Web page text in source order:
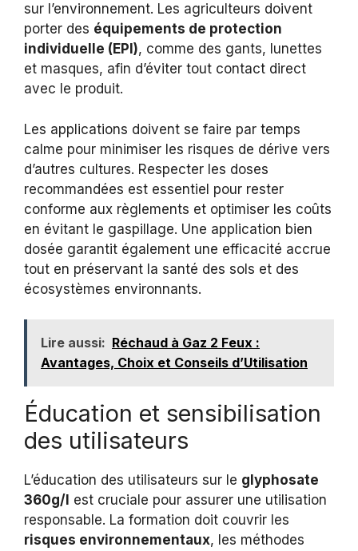
sur l’environnement. Les agriculteurs doivent
porter des équipements de protection
individuelle (EPI), comme des gants, lunettes
et masques, afin d’éviter tout contact direct
avec le produit.
Les applications doivent se faire par temps
calme pour minimiser les risques de dérive vers
d’autres cultures. Respecter les doses
recommandées est essentiel pour rester
conforme aux règlements et optimiser les coûts
en évitant le gaspillage. Une application bien
dosée garantit également une efficacité accrue
tout en préservant la santé des sols et des
écosystèmes environnants.
Lire aussi: Réchaud à Gaz 2 Feux :
Avantages, Choix et Conseils d’Utilisation
Éducation et sensibilisation
des utilisateurs
L’éducation des utilisateurs sur le glyphosate
360g/l est cruciale pour assurer une utilisation
responsable. La formation doit couvrir les
risques environnementaux, les méthodes